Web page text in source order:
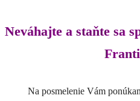
Neváhajte a staňte sa
Na posmelenie Vám